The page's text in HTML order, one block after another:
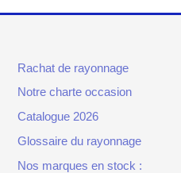
Rachat de rayonnage
Notre charte occasion
Catalogue 2026
Glossaire du rayonnage
Nos marques en stock :